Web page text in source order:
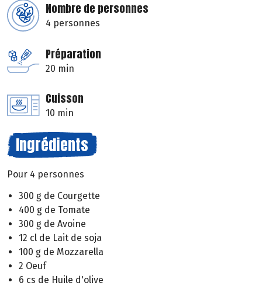
Nombre de personnes
4 personnes
Préparation
20 min
Cuisson
10 min
Ingrédients
Pour 4 personnes
300 g de Courgette
400 g de Tomate
300 g de Avoine
12 cl de Lait de soja
100 g de Mozzarella
2 Oeuf
6 cs de Huile d'olive